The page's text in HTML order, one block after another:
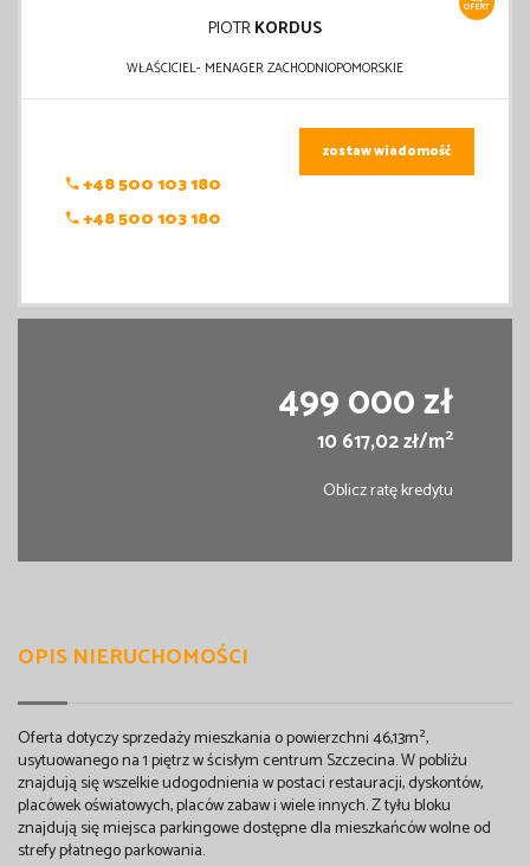
OFERT
PIOTRKORDUS
WŁAŚCICIEL- MENAGER ZACHODNIOPOMORSKIE
+48 500 103 180
+48 500 103 180
zostaw wiadomość
499 000 zł
10 617,02 zł/m2
Oblicz ratę kredytu
OPIS NIERUCHOMOŚCI
Oferta dotyczy sprzedaży mieszkania o powierzchni 46,13m²,
usytuowanego na 1 piętrz w ścisłym centrum Szczecina. W pobliżu
znajdują się wszelkie udogodnienia w postaci restauracji, dyskontów,
placówek oświatowych, placów zabaw i wiele innych. Z tyłu bloku
znajdują się miejsca parkingowe dostępne dla mieszkańców wolne od
strefy płatnego parkowania.